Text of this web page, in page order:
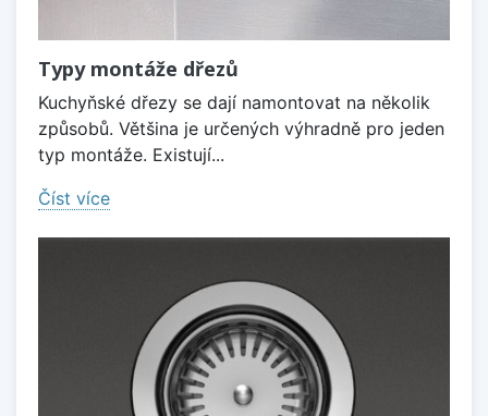
Typy montáže dřezů
Kuchyňské dřezy se dají namontovat na několik
způsobů. Většina je určených výhradně pro jeden
typ montáže. Existují...
Číst více